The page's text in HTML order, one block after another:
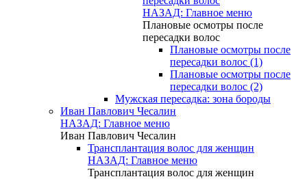
НАЗАД: Главное меню
Плановые осмотры после
пересадки волос
Плановые осмотры после
пересадки волос (1)
Плановые осмотры после
пересадки волос (2)
Мужская пересадка: зона бороды
Иван Павлович Чесалин
НАЗАД: Главное меню
Иван Павлович Чесалин
Трансплантация волос для женщин
НАЗАД: Главное меню
Трансплантация волос для женщин